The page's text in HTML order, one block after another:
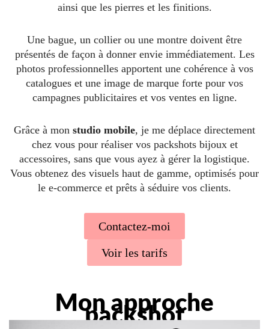
ainsi que les pierres et les finitions.
Une bague, un collier ou une montre doivent être
présentés de façon à donner envie immédiatement. Les
photos professionnelles apportent une cohérence à vos
catalogues et une image de marque forte pour vos
campagnes publicitaires et vos ventes en ligne.
Grâce à mon studio mobile, je me déplace directement
chez vous pour réaliser vos packshots bijoux et
accessoires, sans que vous ayez à gérer la logistique.
Vous obtenez des visuels haut de gamme, optimisés pour
le e-commerce et prêts à séduire vos clients.
Contactez-moi
Voir les tarifs
Mon approche
packshot